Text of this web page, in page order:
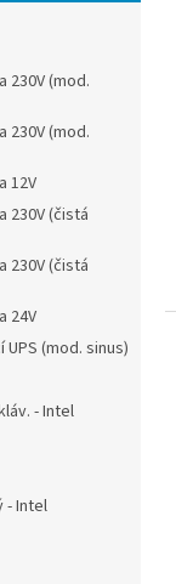
230V (mod.
230V (mod.
12V
230V (čistá
230V (čistá
24V
(mod. sinus)
- Intel
- Intel